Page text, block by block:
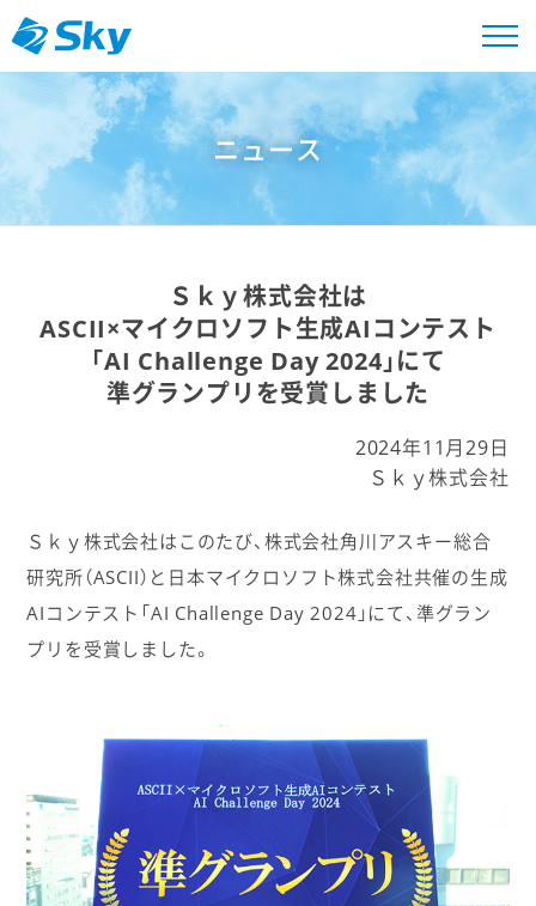
ニュース
Ｓｋｙ株式会社は
ASCII×マイクロソフト生成AIコンテスト
「AI Challenge Day 2024」にて
準グランプリを受賞しました
2024年11月29日
Ｓｋｙ株式会社
Ｓｋｙ株式会社はこのたび、株式会社角川アスキー総合
研究所（ASCII）と日本マイクロソフト株式会社共催の生成
AIコンテスト「AI Challenge Day 2024」にて、準グラン
プリを受賞しました。